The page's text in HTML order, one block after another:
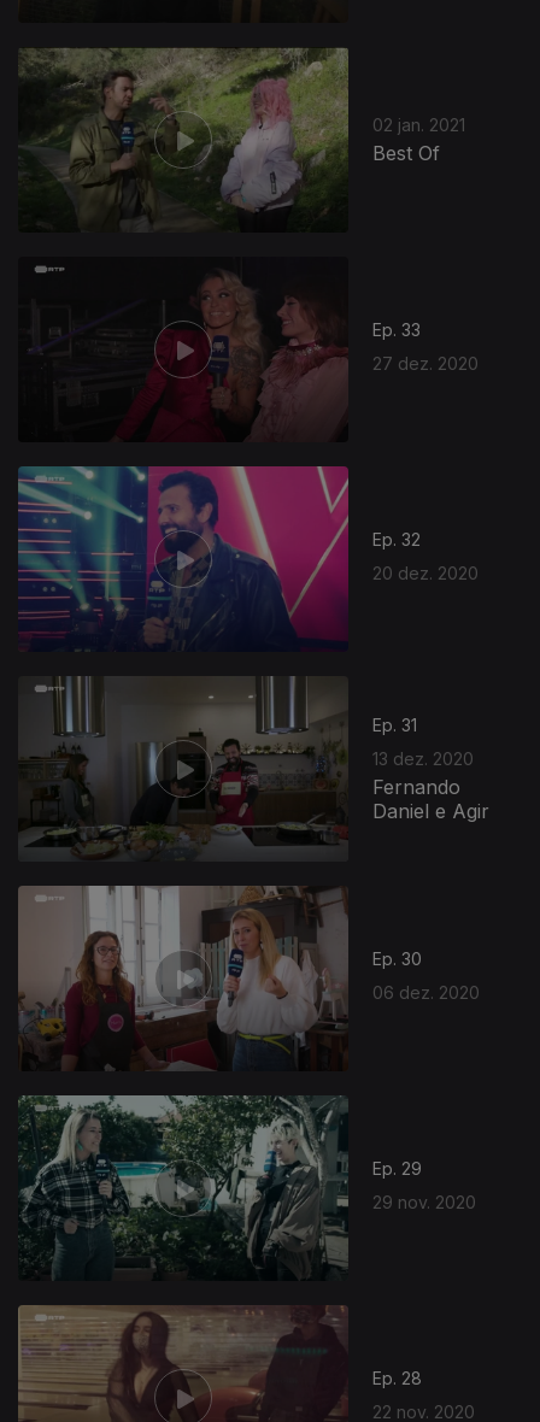
02 jan. 2021
Best Of
Ep. 33
27 dez. 2020
Ep. 32
20 dez. 2020
Ep. 31
13 dez. 2020
Fernando
Daniel e Agir
Ep. 30
06 dez. 2020
Ep. 29
29 nov. 2020
Ep. 28
22 nov. 2020
506251